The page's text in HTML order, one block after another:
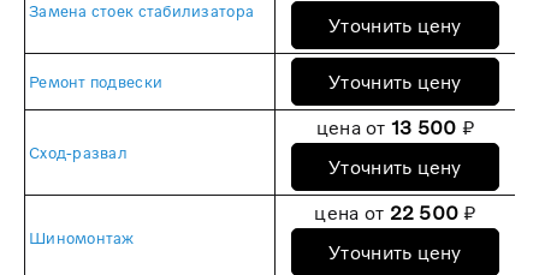
Замена стоек стабилизатора
Уточнить цену
Ремонт подвески Уточнить цену
Сход-развал
цена от 13 500 ₽
Уточнить цену
Шиномонтаж
цена от 22 500 ₽
Уточнить цену